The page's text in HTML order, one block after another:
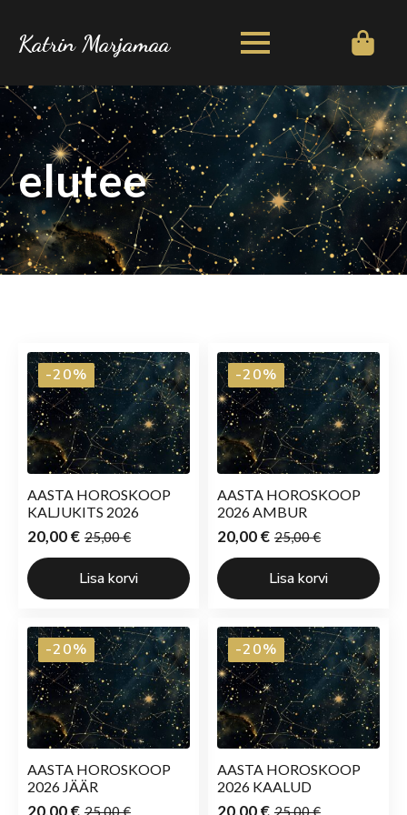
Katrin Marjamaa
elutee
-20%
AASTA HOROSKOOP
KALJUKITS 2026
25,00€
Algne
hind
oli:
25,00 €.
20,00€
Current
price
is:
20,00 €.
Lisa korvi
-20%
AASTA HOROSKOOP
2026 AMBUR
25,00€
Algne
hind
oli:
25,00 €.
20,00€
Current
price
is:
20,00 €.
Lisa korvi
-20%
AASTA HOROSKOOP
2026 JÄÄR
25,00€
-20%
AASTA HOROSKOOP
2026 KAALUD
25,00€